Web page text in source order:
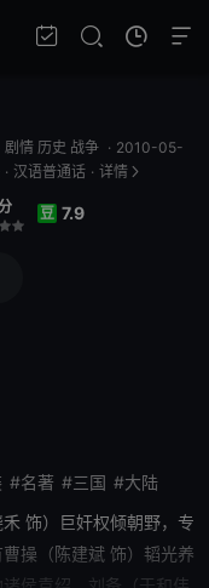
剧情 历史 战争 · 2010-05-
· 汉语普通话 · 详情
豆 7.9
#名著 #三国 #大陆
饰）巨奸权倾朝野，专
操（陈建斌 饰）韬光养